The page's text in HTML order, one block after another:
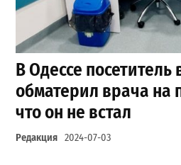
В Одессе посетитель
обматерил врача на
что он не встал
Редакция 2024-07-03